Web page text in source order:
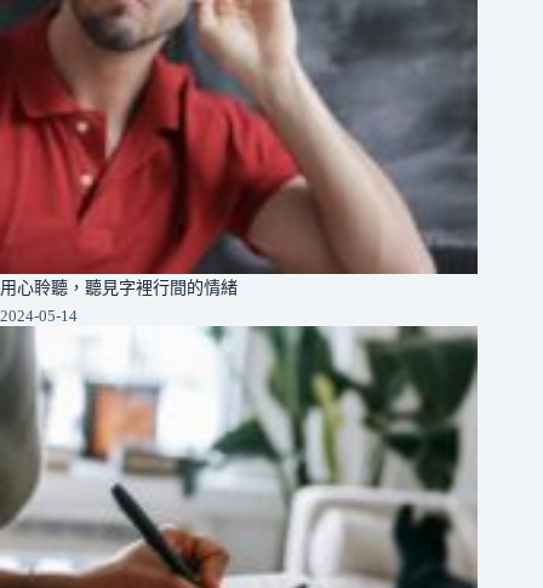
用心聆聽，聽見字裡行間的情緒
2024-05-14